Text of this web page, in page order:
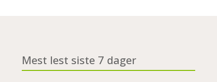
Mest lest siste 7 dager